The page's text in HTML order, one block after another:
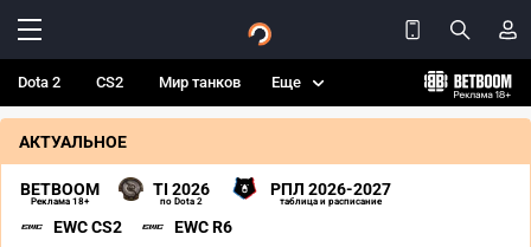
Dota 2 CS2 Мир танков Еще
АКТУАЛЬНОЕ
BETBOOM
Реклама 18+
TI 2026
по Dota 2
РПЛ 2026-2027
таблица и расписание
EWC CS2 EWC R6